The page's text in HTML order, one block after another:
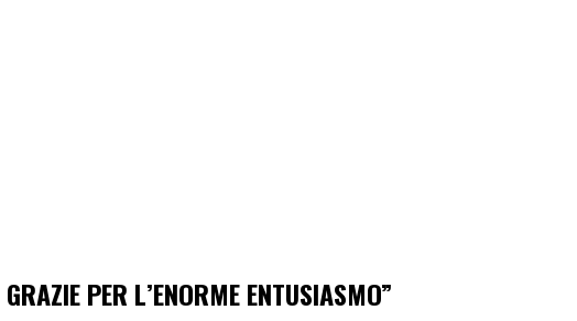
PER L’ENORME ENTUSIASMO”